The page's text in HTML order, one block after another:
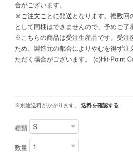
合がございます。
※ご注文ごとに発送となります。複数回
として同梱はできませんので、予めご了
※こちらの商品は受注生産品です。受注
ため、製造元の都合によりやむを得ず注
ただく場合がございます。 (c)Hit-Point
※別途送料がかかります。 送料を確認する
種類
数量